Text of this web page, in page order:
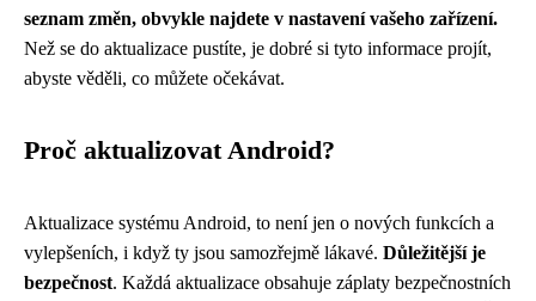
seznam změn, obvykle najdete v nastavení vašeho zařízení.
Než se do aktualizace pustíte, je dobré si tyto informace projít,
abyste věděli, co můžete očekávat.
Proč aktualizovat Android?
Aktualizace systému Android, to není jen o nových funkcích a
vylepšeních, i když ty jsou samozřejmě lákavé. Důležitější je
bezpečnost. Každá aktualizace obsahuje záplaty bezpečnostních